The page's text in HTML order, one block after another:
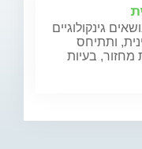
גינקולוגיים
ותתיחס
מחזור, בעיות